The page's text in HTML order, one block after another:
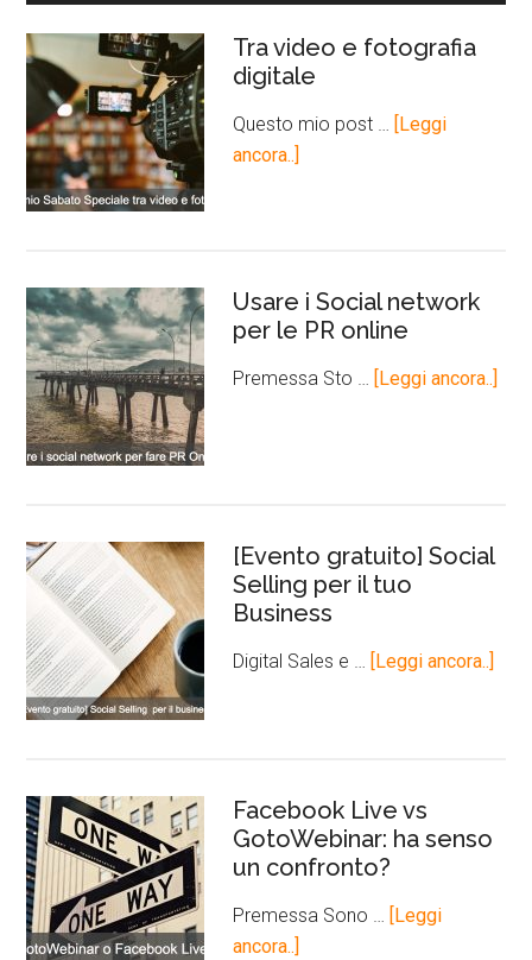
Tra video e fotografia
digitale
Questo mio post …
[Leggi
ancora..]
Usare i Social network
per le PR online
Premessa Sto … [Leggi ancora..]
[Evento gratuito] Social
Selling per il tuo
Business
Digital Sales e … [Leggi ancora..]
Facebook Live vs
GotoWebinar: ha senso
un confronto?
Premessa Sono …
[Leggi
ancora..]